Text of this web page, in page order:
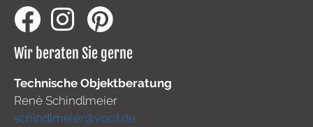
Wir beraten Sie gerne
Technische Objektberatung
René Schindlmeier
schindlmeier@vocil.de